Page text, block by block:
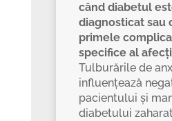
când diabetul
diagnosticat sau
primele
specifice al
Tulburările de
influențează
pacientului și
diabetului